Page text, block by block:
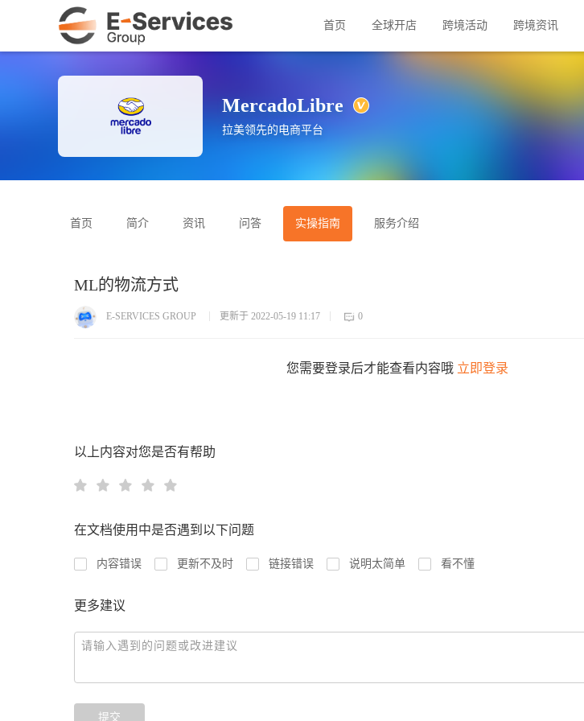
首页 全球开店 跨境活动 跨境资讯
MercadoLibre
拉美领先的电商平台
首页 简介 资讯 问答 实操指南 服务介绍
ML的物流方式
E-SERVICES GROUP 更新于 2022-05-19 11:17 0
您需要登录后才能查看内容哦 立即登录
以上内容对您是否有帮助
在文档使用中是否遇到以下问题
内容错误 更新不及时 链接错误 说明太简单 看不懂
更多建议
提交